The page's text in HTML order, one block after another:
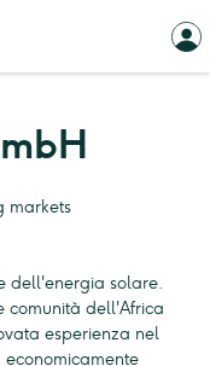
dell'energia solare.
comunità dell'Africa
esperienza nel